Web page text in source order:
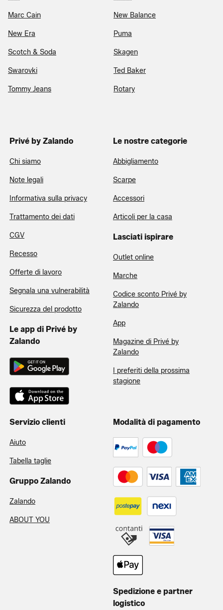
Marc Cain New Balance
New Era Puma
Scotch & Soda Skagen
Swarovki Ted Baker
Tommy Jeans Rotary
Privé by Zalando
Chi siamo
Note legali
Informativa sulla privacy
Trattamento dei dati
CGV
Recesso
Offerte di lavoro
Segnala una vulnerabilità
Sicurezza del prodotto
Le app di Privé by
Zalando
Le nostre categorie
Abbigliamento
Scarpe
Accessori
Articoli per la casa
Lasciati ispirare
Outlet online
Marche
Codice sconto Privé by
Zalando
App
Magazine di Privé by
Zalando
I preferiti della prossima
stagione
Servizio clienti
Aiuto
Tabella taglie
Gruppo Zalando
Zalando
ABOUT YOU
Modalità di pagamento
Spedizione e partner
logistico